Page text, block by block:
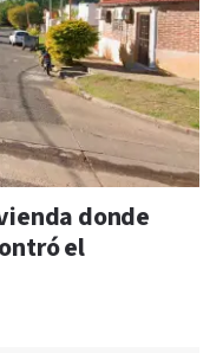
donde
el